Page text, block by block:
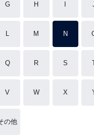
G H
L M N
Q R S
V W X
の他